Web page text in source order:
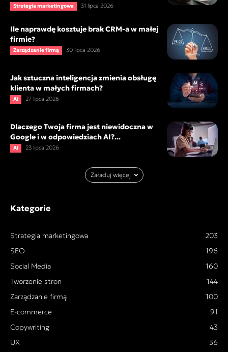
Strategia marketingowa 31 lipca 2026
Ile naprawdę kosztuje brak CRM-a w małej
firmie?
Zarządzanie firmą 30 lipca 2026
Jak sztuczna inteligencja zmienia obsługę
klienta w małych firmach?
AI 27 lipca 2026
Dlaczego Twoja firma jest niewidoczna w
Google i w odpowiedziach AI?...
AI 23 lipca 2026
Załaduj więcej
Kategorie
Strategia marketingowa
203
SEO
196
Social Media
160
Tworzenie stron
144
Zarządzanie firmą
100
E-commerce
91
Copywriting
43
UX
36